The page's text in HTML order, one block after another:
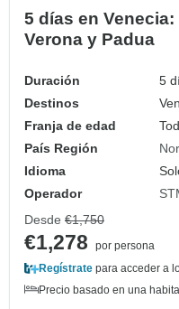
5 días en
Verona y Padua
Duración
5
Destinos
Franja de edad
País Región
Idioma
Operador
Desde €1,750
€1,278
por persona
Regístrate para acceder a
Precio basado en una